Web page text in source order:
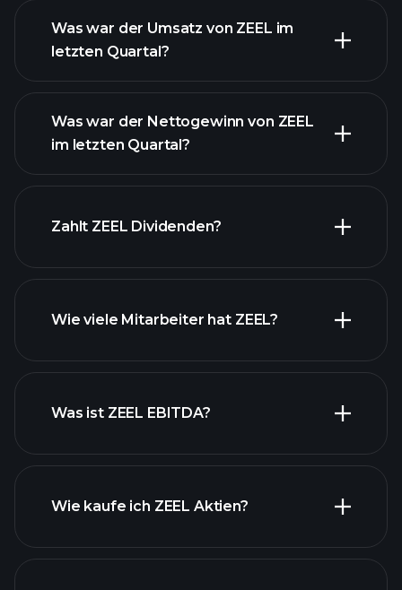
ZEEL Gewinnen
Was war der Umsatz von ZEEL im
letzten Quartal?
Was war der Nettogewinn von ZEEL
im letzten Quartal?
Berichte ZEEL
Zahlt ZEEL Dividenden?
Wie viele Mitarbeiter hat ZEEL?
Was ist ZEEL EBITDA?
Wie kaufe ich ZEEL Aktien?